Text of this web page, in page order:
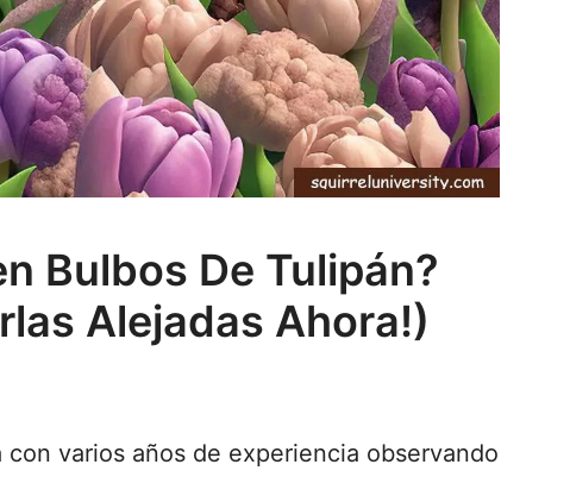
Bulbos De Tulipán?
Alejadas Ahora!)
varios años de experiencia observando